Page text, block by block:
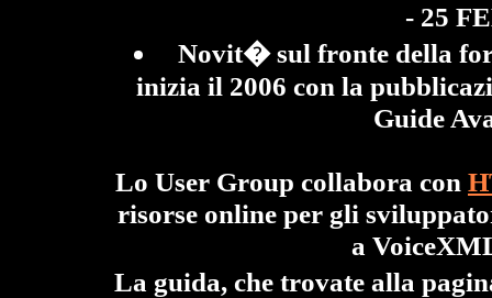
- 25
Novit� sul fronte della
inizia il 2006 con la
Guide
Lo User Group collabora con
risorse online per gli
a
La guida, che trovate alla